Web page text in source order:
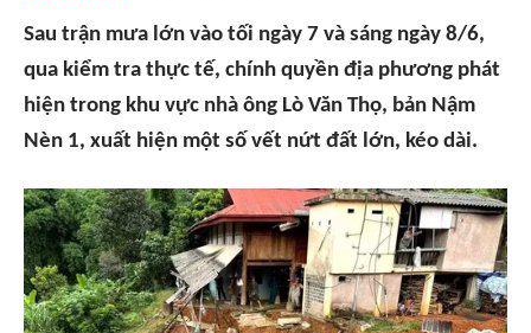
Sau trận mưa lớn vào tối ngày 7 và sáng ngày 8/6,
qua kiểm tra thực tế, chính quyền địa phương phát
hiện trong khu vực nhà ông Lò Văn Thọ, bản Nậm
Nèn 1, xuất hiện một số vết nứt đất lớn, kéo dài.